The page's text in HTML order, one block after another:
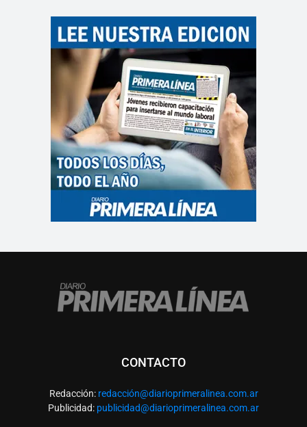
CONTACTO
Redacción: redacción@diarioprimeralinea.com.ar
Publicidad: publicidad@diarioprimeralinea.com.ar